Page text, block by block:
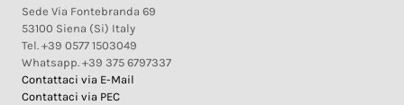
Sede Via Fontebranda 69
53100 Siena (Si) Italy
Tel. +39 0577 1503049
Whatsapp. +39 375 6797337
Contattaci via E-Mail
Contattaci via PEC